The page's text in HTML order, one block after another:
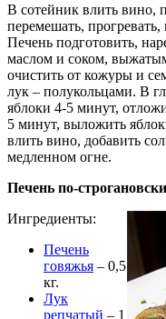
В сотейник влить вино,
перемешать,
Печень подготовить,
маслом и соком,
очистить от кожуры и
лук – полукольцами. В
яблоки 4-5 минут,
5 минут, выложить
влить вино, добавить
медленном огне.
Печень по-строгановски
Ингредиенты:
Печень
говяжья – 0,5
кг.
Лук
репчатый – 1